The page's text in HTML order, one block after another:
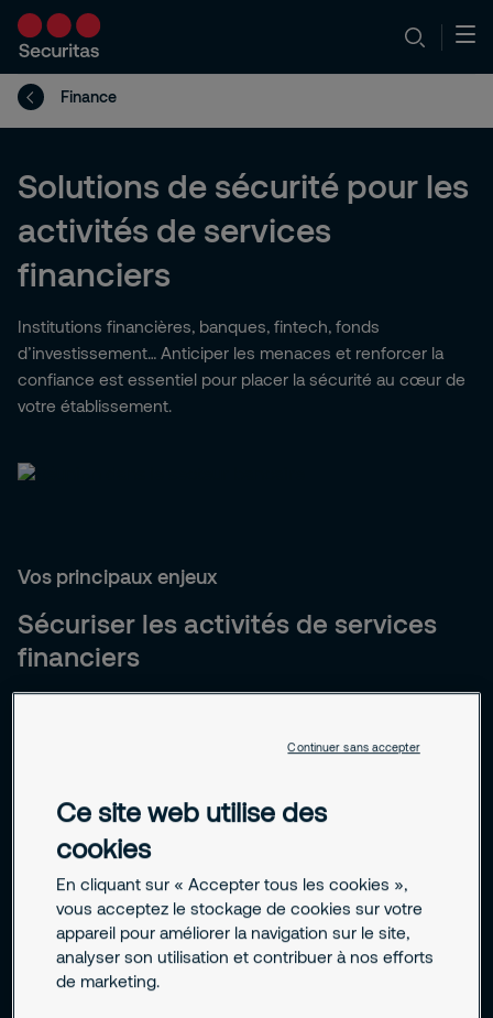
Finance
Solutions de sécurité pour les
activités de services
financiers
Institutions financières, banques, fintech, fonds
d’investissement… Anticiper les menaces et renforcer la
confiance est essentiel pour placer la sécurité au cœur de
votre établissement.
Vos principaux enjeux
Sécuriser les activités de services
financiers
instabilité économique : ces menaces entraînent pertes
finance doivent protéger les personnes, les infrastructures
et les données sensibles. Securitas accompagne ces
et alignées avec leurs enjeux stratégiques.
Transformation numérique et concurrence
Ce site web utilise des
cookies
En cliquant sur « Accepter tous les cookies »,
vous acceptez le stockage de cookies sur votre
appareil pour améliorer la navigation sur le site,
analyser son utilisation et contribuer à nos efforts
de marketing.
Continuer sans accepter